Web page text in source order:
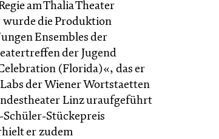
am Thalia Theater
wurde die Produktion
Ensembles der
der Jugend
(Florida)«, das er
der Wiener Wortstaetten
Linz uraufgeführt
Schüler-Stückepreis
er zudem